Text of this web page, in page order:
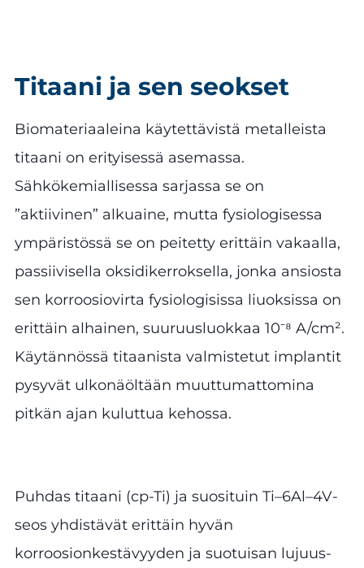
Titaani ja sen seokset
Biomateriaaleina käytettävistä metalleista
titaani on erityisessä asemassa.
Sähkökemiallisessa sarjassa se on
”aktiivinen” alkuaine, mutta fysiologisessa
ympäristössä se on peitetty erittäin vakaalla,
passiivisella oksidikerroksella, jonka ansiosta
sen korroosiovirta fysiologisissa liuoksissa on
erittäin alhainen, suuruusluokkaa 10⁻⁸ A/cm².
Käytännössä titaanista valmistetut implantit
pysyvät ulkonäöltään muuttumattomina
pitkän ajan kuluttua kehossa.
Puhdas titaani (cp-Ti) ja suosituin Ti–6Al–4V-
seos yhdistävät erittäin hyvän
korroosionkestävyyden ja suotuisan lujuus-